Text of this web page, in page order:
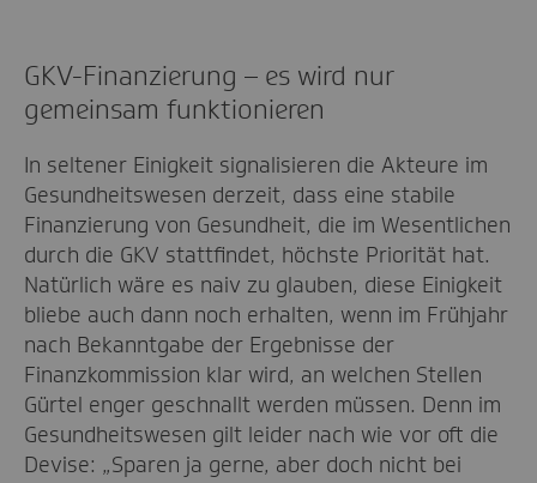
GKV-Finanzierung – es wird nur
gemeinsam funktionieren
In seltener Einigkeit signalisieren die Akteure im
Gesundheitswesen derzeit, dass eine stabile
Finanzierung von Gesundheit, die im Wesentlichen
durch die GKV stattfindet, höchste Priorität hat.
Natürlich wäre es naiv zu glauben, diese Einigkeit
bliebe auch dann noch erhalten, wenn im Frühjahr
nach Bekanntgabe der Ergebnisse der
Finanzkommission klar wird, an welchen Stellen
Gürtel enger geschnallt werden müssen. Denn im
Gesundheitswesen gilt leider nach wie vor oft die
Devise: „Sparen ja gerne, aber doch nicht bei